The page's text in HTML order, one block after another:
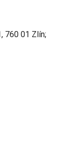
760 01 Zlín;